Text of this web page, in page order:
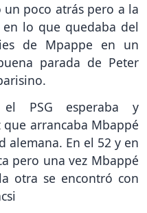
un poco atrás pero a la
lo que quedaba del
de Mpappe en un
parada de Peter
PSG esperaba y
arrancaba Mbappé
alemana. En el 52 y en
pero una vez Mbappé
otra se encontró con